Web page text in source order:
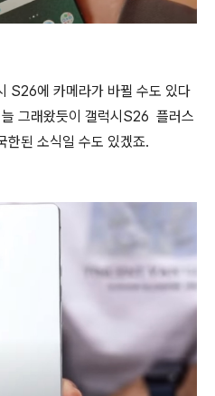
S26에 카메라가 바뀔 수도 있다
그래왔듯이 갤럭시S26 플러스
한된 소식일 수도 있겠죠.